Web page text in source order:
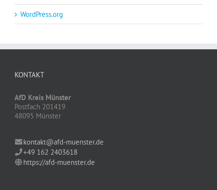
WordPress.org
KONTAKT
AfD Kreis Münster
Postfach 201419
48095 Münster
kontakt@afd-muenster.de
+49 162 2403618
https://afd-muenster.de